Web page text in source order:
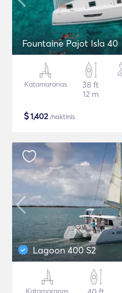
Fountaine Pajot Isla 40
Katamaranas
38 ft
12 m
$1,402/naktinis
Lagoon 400 S2
Katamaranas